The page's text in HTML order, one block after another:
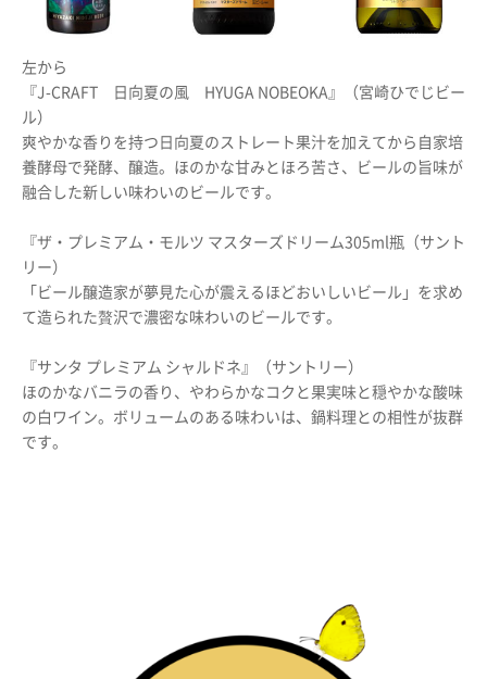
左から
『J-CRAFT 日向夏の風 HYUGA NOBEOKA』（宮崎ひでじビー
ル）
爽やかな香りを持つ日向夏のストレート果汁を加えてから自家培
養酵母で発酵、醸造。ほのかな甘みとほろ苦さ、ビールの旨味が
融合した新しい味わいのビールです。
『ザ・プレミアム・モルツ マスターズドリーム305ml瓶（サント
リー）
「ビール醸造家が夢見た心が震えるほどおいしいビール」を求め
て造られた贅沢で濃密な味わいのビールです。
『サンタ プレミアム シャルドネ』（サントリー）
ほのかなバニラの香り、やわらかなコクと果実味と穏やかな酸味
の白ワイン。ボリュームのある味わいは、鍋料理との相性が抜群
です。